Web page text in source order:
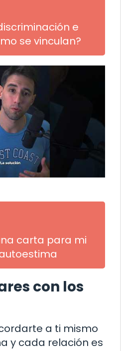
e
se vinculan?
carta para mi
con los
a ti mismo
y cada relación es